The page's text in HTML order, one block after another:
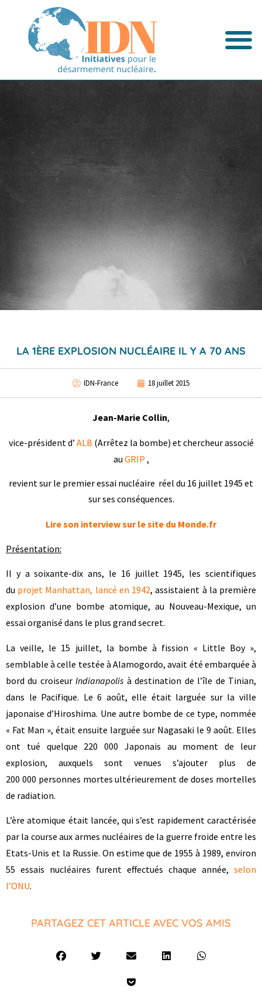
LA 1ÈRE EXPLOSION NUCLÉAIRE IL Y A 70 ANS
IDN-France 18 juillet 2015
Jean-Marie Collin,
vice-président d’ ALB (Arrêtez la bombe) et chercheur associé
au GRIP ,
revient sur le premier essai nucléaire réel du 16 juillet 1945 et
sur ses conséquences.
Lire son interview sur le site du Monde.fr
Présentation:
Il y a soixante-dix ans, le 16 juillet 1945, les scientifiques
du projet Manhattan, lancé en 1942, assistaient à la première
explosion d’une bombe atomique, au Nouveau-Mexique, un
essai organisé dans le plus grand secret.
La veille, le 15 juillet, la bombe à fission « Little Boy »,
semblable à celle testée à Alamogordo, avait été embarquée à
bord du croiseurIndianapolis à destination de l’île de Tinian,
dans le Pacifique. Le 6 août, elle était larguée sur la ville
japonaise d’Hiroshima. Une autre bombe de ce type, nommée
« Fat Man », était ensuite larguée sur Nagasaki le 9 août. Elles
ont tué quelque 220 000 Japonais au moment de leur
explosion, auxquels sont venues s’ajouter plus de
200 000 personnes mortes ultérieurement de doses mortelles
de radiation.
L’ère atomique était lancée, qui s’est rapidement caractérisée
par la course aux armes nucléaires de la guerre froide entre les
Etats-Unis et la Russie. On estime que de 1955 à 1989, environ
55 essais nucléaires furent effectués chaque année, selon
l’ONU.
PARTAGEZ CET ARTICLE AVEC VOS AMIS